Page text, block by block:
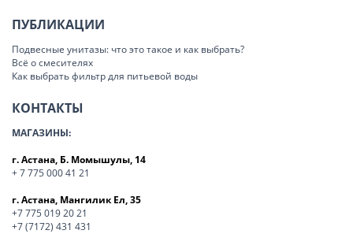
ПУБЛИКАЦИИ
Подвесные унитазы: что это такое и как выбрать?
Всё о смесителях
Как выбрать фильтр для питьевой воды
КОНТАКТЫ
МАГАЗИНЫ:
г. Астана, Б. Момышулы, 14
+ 7 775 000 41 21
г. Астана, Мангилик Ел, 35
+7 775 019 20 21
+7 (7172) 431 431